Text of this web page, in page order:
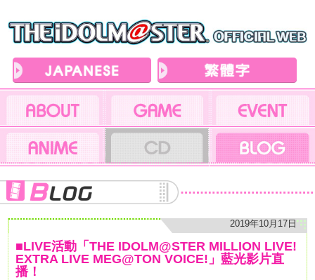
2019年10月17日
■LIVE活動「THE IDOLM@STER MILLION LIVE!
EXTRA LIVE MEG@TON VOICE!」藍光影片直
播！